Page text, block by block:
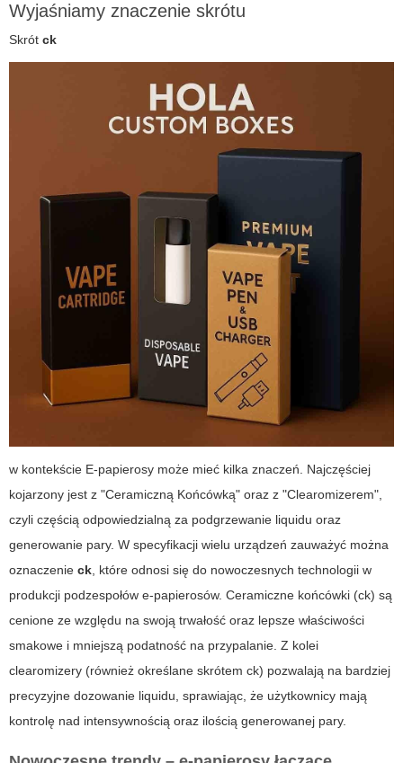
Wyjaśniamy znaczenie skrótu
Skrót ck
w kontekście E-papierosy może mieć kilka znaczeń. Najczęściej
kojarzony jest z "Ceramiczną Końcówką" oraz z "Clearomizerem",
czyli częścią odpowiedzialną za podgrzewanie liquidu oraz
generowanie pary. W specyfikacji wielu urządzeń zauważyć można
oznaczenie ck, które odnosi się do nowoczesnych technologii w
produkcji podzespołów e-papierosów. Ceramiczne końcówki (ck) są
cenione ze względu na swoją trwałość oraz lepsze właściwości
smakowe i mniejszą podatność na przypalanie. Z kolei
clearomizery (również określane skrótem ck) pozwalają na bardziej
precyzyjne dozowanie liquidu, sprawiając, że użytkownicy mają
kontrolę nad intensywnością oraz ilością generowanej pary.